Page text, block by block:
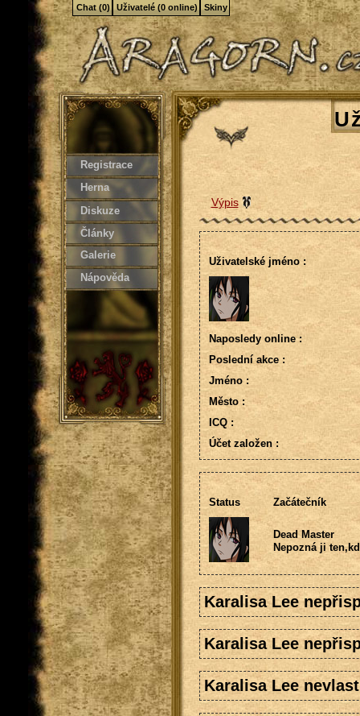
Registrace
Herna
Diskuze
Články
Galerie
Nápověda
Výpis
Uživatelské jméno :
Naposledy online :
Poslední akce :
Jméno :
Město :
ICQ :
Účet založen :
Status Začátečník
Dead Master
Nepozná ji
Karalisa Lee
Karalisa Lee
Karalisa Lee
Chat (0) Uživatelé (0 online) Skiny